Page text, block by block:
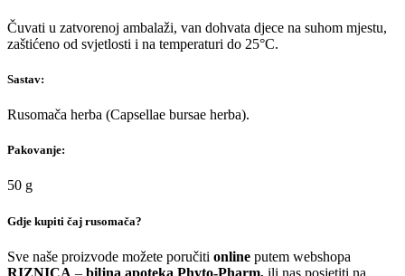
Čuvati u zatvorenoj ambalaži, van dohvata djece na suhom mjestu,
zaštićeno od svjetlosti i na temperaturi do 25°C.
Sastav:
Rusomača herba (Capsellae bursae herba).
Pakovanje:
50 g
Gdje kupiti čaj rusomača?
Sve naše proizvode možete poručiti online putem webshopa
RIZNICA – biljna apoteka Phyto-Pharm, ili nas posjetiti na